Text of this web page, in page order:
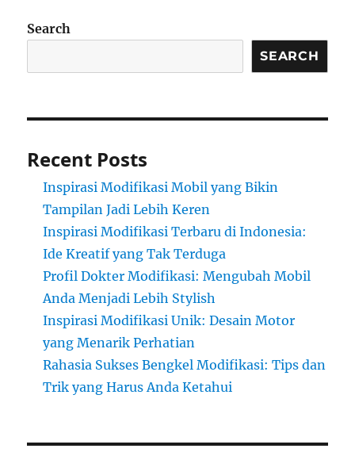
Search
SEARCH
Recent Posts
Inspirasi Modifikasi Mobil yang Bikin
Tampilan Jadi Lebih Keren
Inspirasi Modifikasi Terbaru di Indonesia:
Ide Kreatif yang Tak Terduga
Profil Dokter Modifikasi: Mengubah Mobil
Anda Menjadi Lebih Stylish
Inspirasi Modifikasi Unik: Desain Motor
yang Menarik Perhatian
Rahasia Sukses Bengkel Modifikasi: Tips dan
Trik yang Harus Anda Ketahui